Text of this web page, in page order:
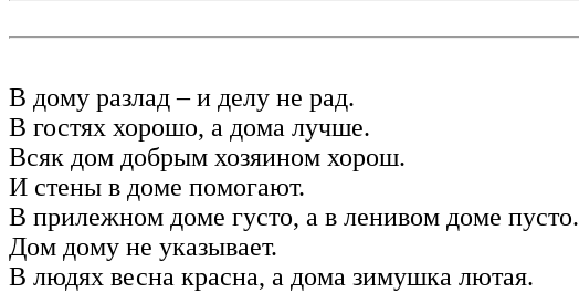
В дому разлад – и делу не рад.
В гостях хорошо, а дома лучше.
Всяк дом добрым хозяином хорош.
И стены в доме помогают.
В прилежном доме густо, а в ленивом доме пусто.
Дом дому не указывает.
В людях весна красна, а дома зимушка лютая.